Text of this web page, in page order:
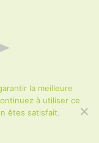
DIOQA|ZEIO
la meilleure
à utiliser ce
êtes satisfait.